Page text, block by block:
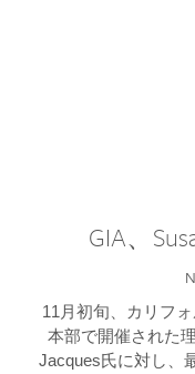
GIA、
11月初旬、カリフ
本部で開催された
Jacques氏に対し、